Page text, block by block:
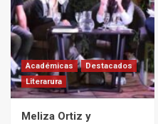
Académicas
Destacados
Literarura
Meliza Ortiz y